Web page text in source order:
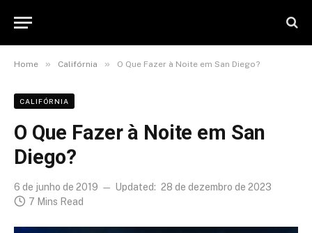
Home » Califórnia » O Que Fazer à Noite em San Diego?
CALIFÓRNIA
O Que Fazer à Noite em San
Diego?
6 de junho de 2019 Updated: 28 de dezembro de 2023
7 Mins Read